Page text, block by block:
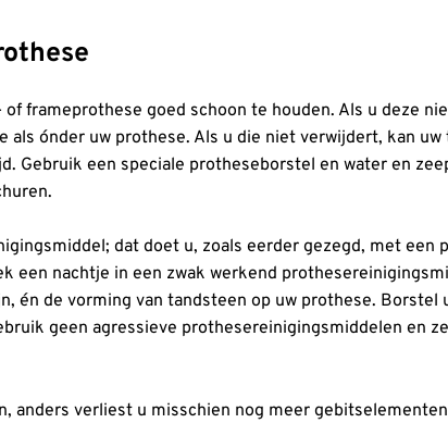
frameprothese goed schoon te houden. Als u deze
ónder uw prothese. Als u die niet verwijdert, kan
Gebruik een speciale protheseborstel en water en
dat doet u, zoals eerder gezegd, met een
een nachtje in een zwak werkend
én de vorming van tandsteen op uw prothese. Borstel
geen agressieve prothesereinigingsmiddelen en
anders verliest u misschien nog meer